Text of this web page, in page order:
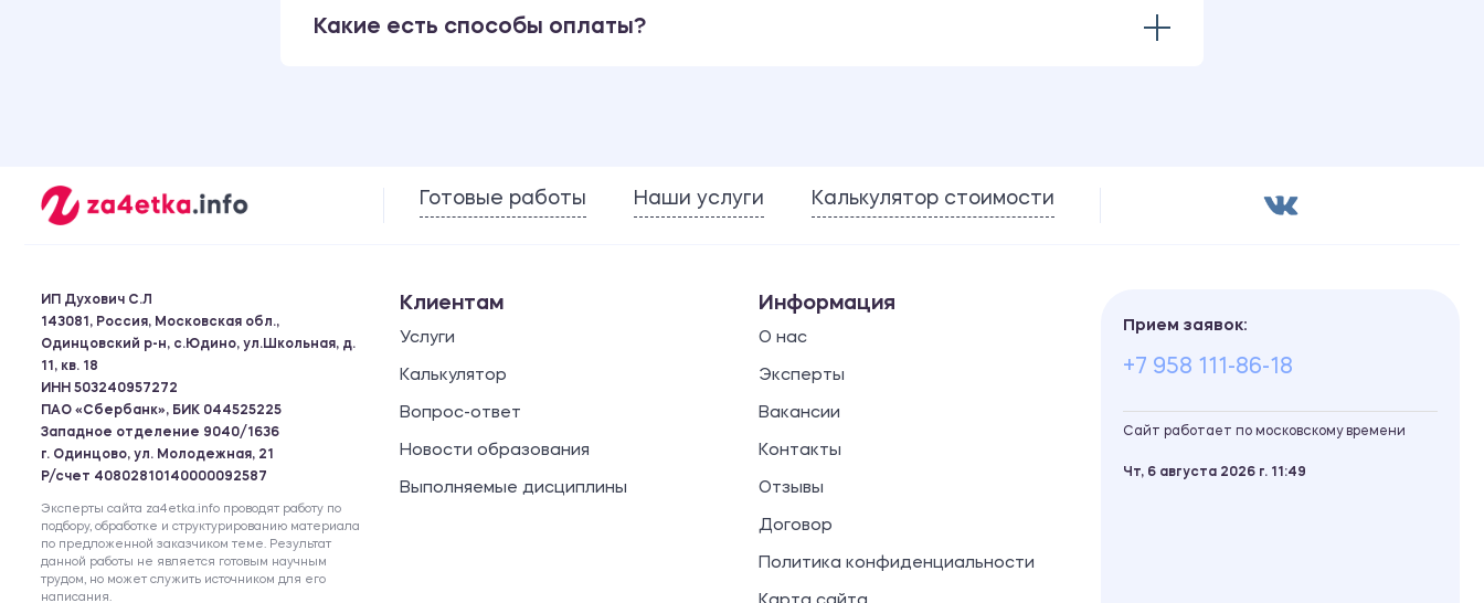
Какие есть способы оплаты?
Готовые работы Наши услуги Калькулятор стоимости
ИП Духович С.Л
143081, Россия, Московская обл.,
Одинцовский р-н, с.Юдино, ул.Школьная, д.
11, кв. 18
ИНН 503240957272
ПАО «Сбербанк», БИК 044525225
Западное отделение 9040/1636
г. Одинцово, ул. Молодежная, 21
Р/счет 40802810140000092587
Эксперты сайта za4etka.info проводят работу по
подбору, обработке и структурированию материала
по предложенной заказчиком теме. Результат
данной работы не является готовым научным
трудом, но может служить источником для его
написания.
Клиентам
Услуги
Калькулятор
Вопрос-ответ
Новости образования
Выполняемые дисциплины
Информация
О нас
Эксперты
Вакансии
Контакты
Отзывы
Договор
Политика конфиденциальности
Прием заявок:
+7 958 111-86-18
Сайт работает по московскому времени
Чт, 6 августа 2026 г. 11 49